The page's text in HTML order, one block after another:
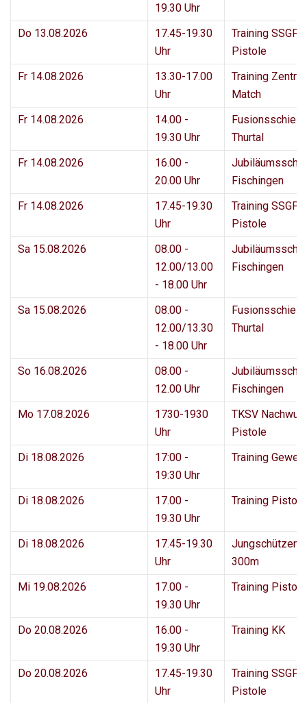
19.30 Uhr
Do 13.08.2026
17.45-19.30
Uhr
Training SSGF
Pistole
Fr 14.08.2026
13.30-17.00
Uhr
Training
Match
Fr 14.08.2026
14.00 -
19.30 Uhr
Thurtal
Fr 14.08.2026
16.00 -
20.00 Uhr
Fischingen
Fr 14.08.2026
17.45-19.30
Uhr
Training SSGF
Pistole
Sa 15.08.2026
08.00 -
12.00/13.00
- 18.00 Uhr
Fischingen
Sa 15.08.2026
08.00 -
12.00/13.30
- 18.00 Uhr
Thurtal
So 16.08.2026
08.00 -
12.00 Uhr
Fischingen
Mo 17.08.2026
1730-1930
Uhr
TKSV
Pistole
Di 18.08.2026
17:00 -
19:30 Uhr
Training
Di 18.08.2026
17.00 -
19.30 Uhr
Training
Di 18.08.2026
17.45-19.30
Uhr
300m
Mi 19.08.2026
17.00 -
19.30 Uhr
Training
Do 20.08.2026
16.00 -
19.30 Uhr
Training KK
Do 20.08.2026
17.45-19.30
Uhr
Training SSGF
Pistole